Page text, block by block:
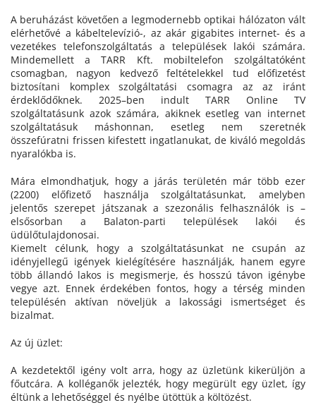
A beruházást követően a legmodernebb optikai hálózaton vált
elérhetővé a kábeltelevízió-, az akár gigabites internet- és a
vezetékes telefonszolgáltatás a települések lakói számára.
Mindemellett a TARR Kft. mobiltelefon szolgáltatóként
csomagban, nagyon kedvező feltételekkel tud előfizetést
biztosítani komplex szolgáltatási csomagra az az iránt
érdeklődőknek. 2025–ben indult TARR Online TV
szolgáltatásunk azok számára, akiknek esetleg van internet
szolgáltatásuk máshonnan, esetleg nem szeretnék
összefúratni frissen kifestett ingatlanukat, de kiváló megoldás
nyaralókba is.
Mára elmondhatjuk, hogy a járás területén már több ezer
(2200) előfizető használja szolgáltatásunkat, amelyben
jelentős szerepet játszanak a szezonális felhasználók is –
elsősorban a Balaton-parti települések lakói és
üdülőtulajdonosai.
Kiemelt célunk, hogy a szolgáltatásunkat ne csupán az
idényjellegű igények kielégítésére használják, hanem egyre
több állandó lakos is megismerje, és hosszú távon igénybe
vegye azt. Ennek érdekében fontos, hogy a térség minden
településén aktívan növeljük a lakossági ismertséget és
bizalmat.
Az új üzlet:
A kezdetektől igény volt arra, hogy az üzletünk kikerüljön a
főutcára. A kolléganők jelezték, hogy megürült egy üzlet, így
éltünk a lehetőséggel és nyélbe ütöttük a költözést.